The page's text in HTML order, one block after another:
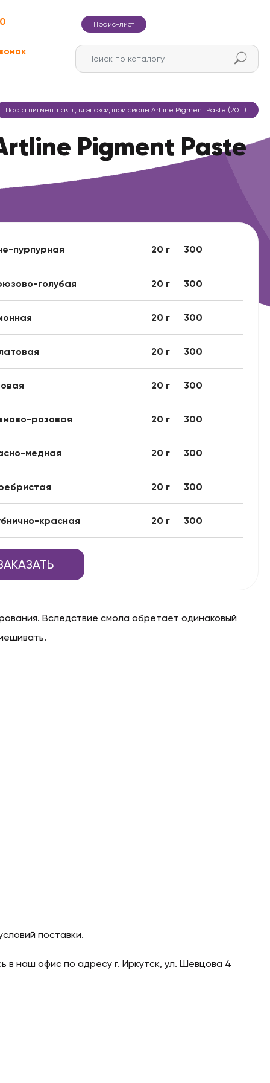
Прайс-лист
Паста пигментная для эпоксидной смолы Artline Pigment Paste (20 г)
Pigment Paste
пурпурная 20 г 300
голубая 20 г 300
20 г 300
20 г 300
20 г 300
розовая 20 г 300
медная 20 г 300
20 г 300
красная 20 г 300
Вследствие смола обретает одинаковый
поставки.
в наш офис по адресу г. Иркутск, ул. Шевцова 4